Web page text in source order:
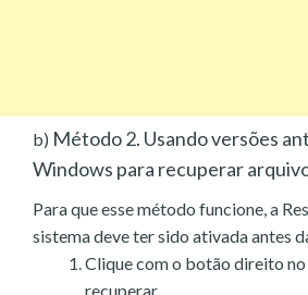
b) Método 2. Usando versões
Windows para recuperar
Para que esse método funcione, a
sistema deve ter sido ativada antes
Clique com o botão direito
recuperar.